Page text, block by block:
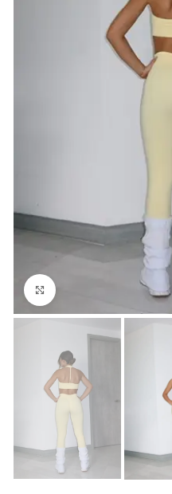
Click para agrandar